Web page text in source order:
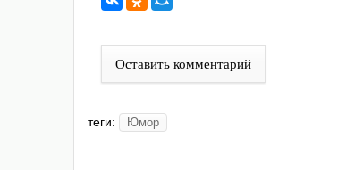
Оставить комментарий
теги: Юмор